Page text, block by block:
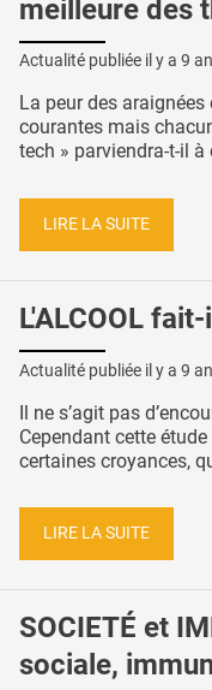
meilleure des
Actualité publiée il y a 9
La peur des
courantes mais
tech » parviendra-t-il
LIRE LA SUITE
L'ALCOOL
Actualité publiée il y a 9
Il ne s’agit pas
Cependant cette
certaines croyances,
LIRE LA SUITE
SOCIETÉ et
sociale,